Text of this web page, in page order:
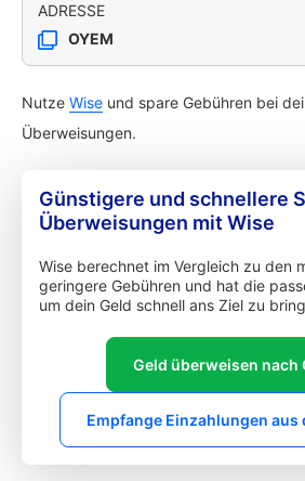
ADRESSE
OYEM
Nutze Wise und spare Gebühren bei
Überweisungen.
Günstigere und schnellere
Überweisungen mit Wise
Wise berechnet im Vergleich zu den
geringere Gebühren und hat die
um dein Geld schnell ans Ziel zu
Geld überweisen nach
Empfange Einzahlungen aus